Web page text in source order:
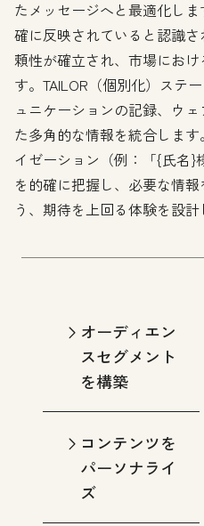
たメッセージへと最適化し
確に反映されていると認識
頼性が確立され、市場にお
す。TAILOR（個別化）ステ
ュニケーションの記録、ウ
た多角的な情報を統合しま
イゼーション（例：「{氏名}
を的確に把握し、必要な情
う、期待を上回る体験を設計
オーディエン
スセグメント
を構築
コンテンツを
パーソナライ
ズ